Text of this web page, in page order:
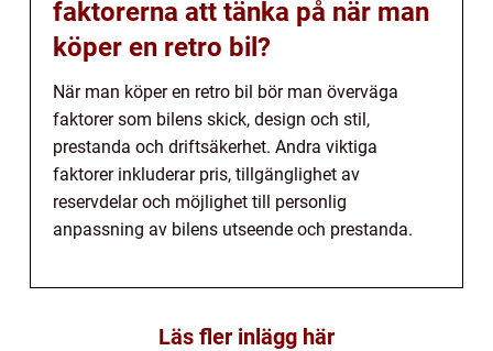
faktorerna att tänka på när man
köper en retro bil?
När man köper en retro bil bör man överväga
faktorer som bilens skick, design och stil,
prestanda och driftsäkerhet. Andra viktiga
faktorer inkluderar pris, tillgänglighet av
reservdelar och möjlighet till personlig
anpassning av bilens utseende och prestanda.
Läs fler inlägg här